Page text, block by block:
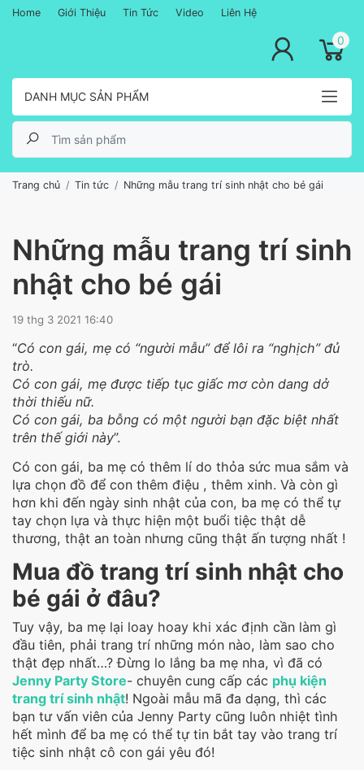
menu
Home Giới Thiệu Tin Tức Video Liên Hệ
DANH MỤC SẢN PHẨM
0
Trang chủ Tin tức Những mẫu trang trí sinh nhật cho bé gái
Những mẫu trang trí sinh
nhật cho bé gái
19 thg 3 2021 16:40
“Có con gái, mẹ có “người mẫu” để lôi ra “nghịch” đủ
trò.
Có con gái, mẹ được tiếp tục giấc mơ còn dang dở
thời thiếu nữ.
Có con gái, ba bỗng có một người bạn đặc biệt nhất
trên thế giới này”.
Có con gái, ba mẹ có thêm lí do thỏa sức mua sắm và
lựa chọn đồ để con thêm điệu , thêm xinh. Và còn gì
hơn khi đến ngày sinh nhật của con, ba mẹ có thể tự
tay chọn lựa và thực hiện một buổi tiệc thật dễ
thương, thật an toàn nhưng cũng thật ấn tượng nhất !
Mua đồ trang trí sinh nhật cho
bé gái ở đâu?
Tuy vậy, ba mẹ lại loay hoay khi xác định cần làm gì
đầu tiên, phải trang trí những món nào, làm sao cho
thật đẹp nhất…? Đừng lo lắng ba mẹ nha, vì đã có
Jenny Party Store- chuyên cung cấp các phụ kiện
trang trí sinh nhật! Ngoài mẫu mã đa dạng, thì các
bạn tư vấn viên của Jenny Party cũng luôn nhiệt tình
hết mình để ba mẹ có thể tự tin bắt tay vào trang trí
tiệc sinh nhật cô con gái yêu đó!